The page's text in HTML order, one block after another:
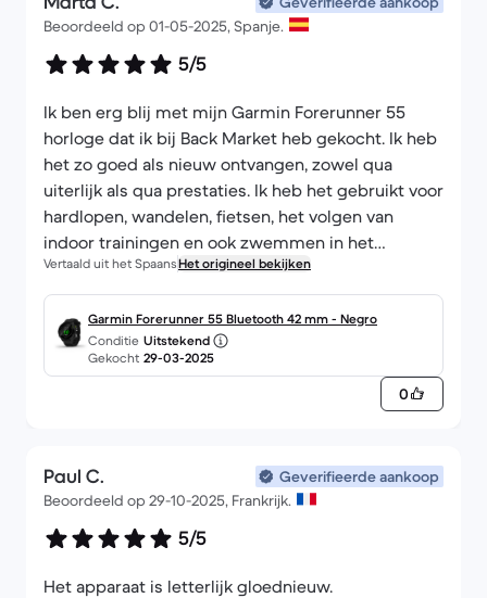
Beoordeeld op 01-05-2025, Spanje.
5/5
Ik ben erg blij met mijn Garmin Forerunner 55
horloge dat ik bij Back Market heb gekocht. Ik heb
het zo goed als nieuw ontvangen, zowel qua
uiterlijk als qua prestaties. Ik heb het gebruikt voor
hardlopen, wandelen, fietsen, het volgen van
indoor trainingen en ook zwemmen in het
zwembad. De Garmin Connect app is erg handig
voor het analyseren van trainingsprestaties en
zorgt ook voor automatische synchronisatie met
apps zoals Strava. Ik ben blij dat ik hem bij Back
Market heb gekocht omdat ik geld heb kunnen
besparen en tegelijkertijd heb bijgedragen aan
het milieu. In mijn geval heb ik de 5-jarige
verzekering afgesloten voor wat er zou kunnen
gebeuren, omdat de premie minder dan een euro
per maand is en ik er meer vertrouwen in heb dat
ik mijn Forerunner 55 lang zal kunnen gebruiken.
Vertaald uit het SpaansHet origineel bekijken
Garmin Forerunner 55 Bluetooth 42 mm - Negro
Conditie Uitstekend
Gekocht 29-03-2025
0
Paul C.
Geverifieerde aankoop
Beoordeeld op 29-10-2025, Frankrijk.
5/5
Het apparaat is letterlijk gloednieuw.